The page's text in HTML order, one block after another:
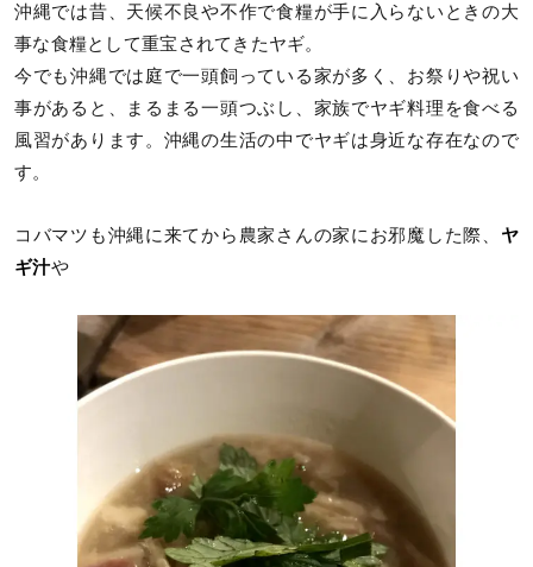
沖縄では昔、天候不良や不作で食糧が手に入らないときの大
事な食糧として重宝されてきたヤギ。
今でも沖縄では庭で一頭飼っている家が多く、お祭りや祝い
事があると、まるまる一頭つぶし、家族でヤギ料理を食べる
風習があります。沖縄の生活の中でヤギは身近な存在なので
す。
コバマツも沖縄に来てから農家さんの家にお邪魔した際、 ヤ
ギ汁や